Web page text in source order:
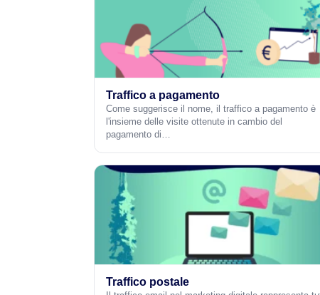
Traffico a pagamento
Come suggerisce il nome, il traffico a pagamento è
l'insieme delle visite ottenute in cambio del
pagamento di…
Traffico postale